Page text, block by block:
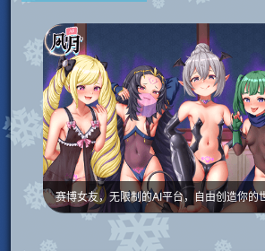
赛博女友，无限制的AI平台，自由创造你的